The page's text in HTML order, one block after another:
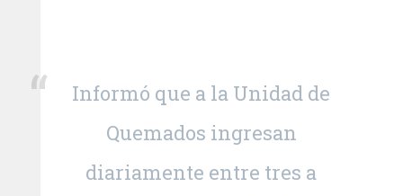
Informó que a la Unidad de
Quemados ingresan
diariamente entre tres a